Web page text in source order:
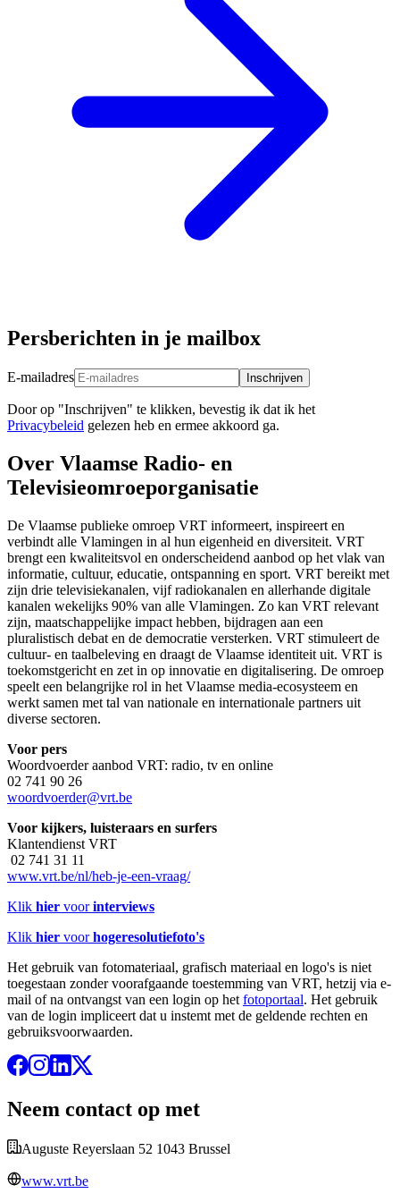
Persberichten in je mailbox
E-mailadres Inschrijven
Door op "Inschrijven" te klikken, bevestig ik dat ik het
Privacybeleid gelezen heb en ermee akkoord ga.
Over Vlaamse Radio- en
Televisieomroeporganisatie
De Vlaamse publieke omroep VRT informeert, inspireert en
verbindt alle Vlamingen in al hun eigenheid en diversiteit. VRT
brengt een kwaliteitsvol en onderscheidend aanbod op het vlak van
informatie, cultuur, educatie, ontspanning en sport. VRT bereikt met
zijn drie televisiekanalen, vijf radiokanalen en allerhande digitale
kanalen wekelijks 90% van alle Vlamingen. Zo kan VRT relevant
zijn, maatschappelijke impact hebben, bijdragen aan een
pluralistisch debat en de democratie versterken. VRT stimuleert de
cultuur- en taalbeleving en draagt de Vlaamse identiteit uit. VRT is
toekomstgericht en zet in op innovatie en digitalisering. De omroep
speelt een belangrijke rol in het Vlaamse media-ecosysteem en
werkt samen met tal van nationale en internationale partners uit
diverse sectoren.
Voor pers
Woordvoerder aanbod VRT: radio, tv en online
02 741 90 26
woordvoerder@vrt.be
Voor kijkers, luisteraars en surfers
Klantendienst VRT
02 741 31 11
www.vrt.be/nl/heb-je-een-vraag/
Klik hier voorinterviews
Klik hier voorhogeresolutiefoto's
Het gebruik van fotomateriaal, grafisch materiaal en logo's is niet
toegestaan zonder voorafgaande toestemming van VRT, hetzij via e-
mail of na ontvangst van een login op het fotoportaal. Het gebruik
van de login impliceert dat u instemt met de geldende rechten en
gebruiksvoorwaarden.
Neem contact op met
Auguste Reyerslaan 52 1043 Brussel
www.vrt.be